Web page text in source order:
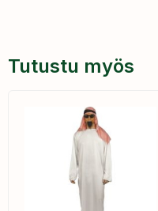
Tutustu myös